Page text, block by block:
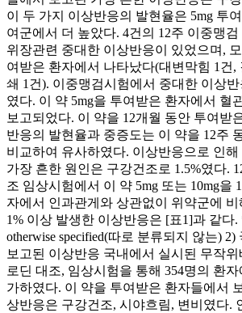
이 두 가지 이상반응의 발현율은 5mg 투
여군에서 더 높았다. 4건의 12주 이중맹
위장관련 중대한 이상반응이 있었으며,
여받은 환자에서 나타났다(대변막힘 1건,
쇄 1건). 이중맹검시험에서 중대한 이상
였다. 이 약 5mg을 투여받은 환자에서 혈
보고되었다. 이 약을 12개월 동안 투여받
반응의 발현율과 중증도는 이 약을 12주
비교하여 유사하였다. 이상반응으로 인해
가장 흔한 원인은 구강건조로 1.5%였다.
조 임상시험에서 이 약 5mg 또는 10mg을
자에서 인과관게와 상관없이 위약군에
1% 이상 발생한 이상반응은 [표1]과 같다.
otherwise specified(따로 분류되지 않는)
보고된 이상반응 국내에서 실시된 무작
로딘 대조, 임상시험을 통해 354명의 환
가하였다. 이 약을 투여받은 환자들에서
상반응은 구강건조, 시야흐림, 변비였다.